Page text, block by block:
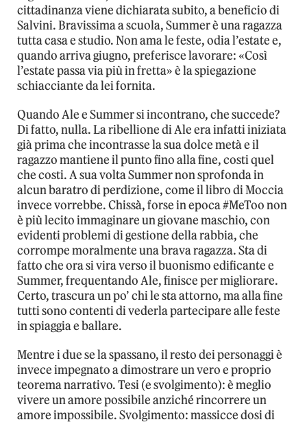
cittadinanza viene dichiarata subito, a beneficio di
Salvini. Bravissima a scuola, Summer è una ragazza
tutta casa e studio. Non ama le feste, odia l’estate e,
quando arriva giugno, preferisce lavorare: «Così
l’estate passa via più in fretta» è la spiegazione
schiacciante da lei fornita.
Quando Ale e Summer si incontrano, che succede?
Di fatto, nulla. La ribellione di Ale era infatti iniziata
già prima che incontrasse la sua dolce metà e il
ragazzo mantiene il punto fino alla fine, costi quel
che costi. A sua volta Summer non sprofonda in
alcun baratro di perdizione, come il libro di Moccia
invece vorrebbe. Chissà, forse in epoca #MeToo non
è più lecito immaginare un giovane maschio, con
evidenti problemi di gestione della rabbia, che
corrompe moralmente una brava ragazza. Sta di
fatto che ora si vira verso il buonismo edificante e
Summer, frequentando Ale, finisce per migliorare.
Certo, trascura un po’ chi le sta attorno, ma alla fine
tutti sono contenti di vederla partecipare alle feste
in spiaggia e ballare.
Mentre i due se la spassano, il resto dei personaggi è
invece impegnato a dimostrare un vero e proprio
teorema narrativo. Tesi (e svolgimento): è meglio
vivere un amore possibile anziché rincorrere un
amore impossibile. Svolgimento: massicce dosi di